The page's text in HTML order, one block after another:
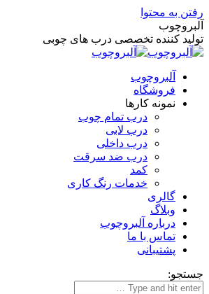
رفتن به محتوا
آلبروچوب
تولید کننده تخصصی درب های چوبی
آلبروچوب
فروشگاه
نمونه کارها
درب تمام چوب
درب لابی
درب داخلی
درب ضد سرقت
کمد
خدمات رنگ کاری
گالری
وبلاگ
درباره آلبروچوب
تماس با ما
پشتیبانی
جستجو: